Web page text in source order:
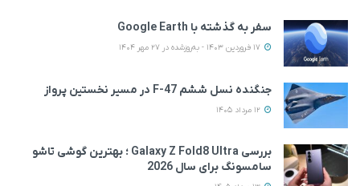
سفر به گذشته با Google Earth
جنگنده نسل ششم F-47 در مسیر نخستین پرواز
بررسی Galaxy Z Fold8 Ultra ؛ بهترین گوشی تاشو
سامسونگ برای سال 2026